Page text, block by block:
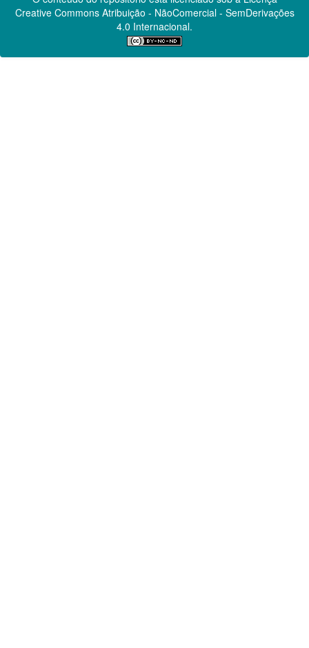
Creative CommonsAtribuição - NãoComercial - SemDerivações
4.0 Internacional.